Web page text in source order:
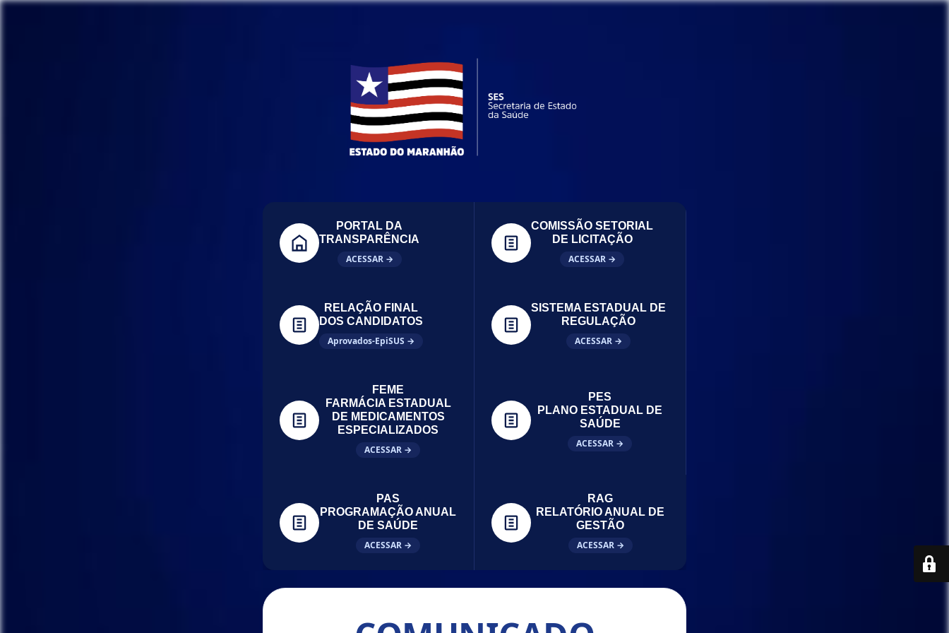
PORTAL DA
TRANSPARÊNCIA
ACESSAR →
COMISSÃO SETORIAL
DE LICITAÇÃO
ACESSAR →
RELAÇÃO FINAL
DOS CANDIDATOS
Aprovados-EpiSUS →
SISTEMA ESTADUAL DE
REGULAÇÃO
ACESSAR →
FEME
FARMÁCIA ESTADUAL
DE MEDICAMENTOS
ESPECIALIZADOS
ACESSAR →
PES
PLANO ESTADUAL DE
SAÚDE
ACESSAR →
PAS
PROGRAMAÇÃO ANUAL
DE SAÚDE
ACESSAR →
RAG
RELATÓRIO ANUAL DE
GESTÃO
ACESSAR →